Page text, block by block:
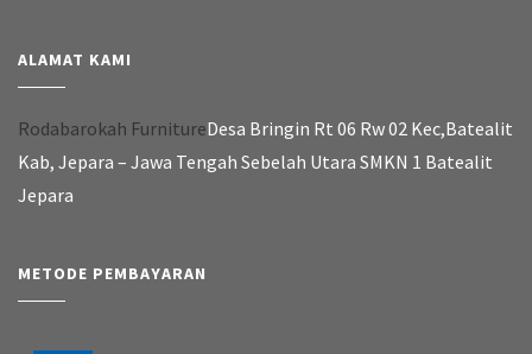
ALAMAT KAMI
Rodabarokah FurnitureDesa Bringin Rt 06 Rw 02 Kec,Batealit
Kab, Jepara – Jawa Tengah Sebelah Utara SMKN 1 Batealit
Jepara
METODE PEMBAYARAN